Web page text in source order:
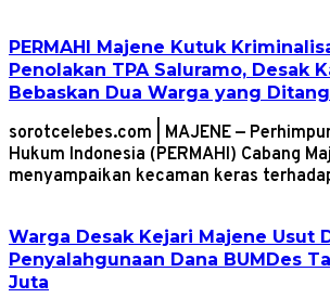
PERMAHI Majene Kutuk
Penolakan TPA Saluramo, Desak
Bebaskan Dua Warga yang
sorotcelebes.com | MAJENE —
Hukum Indonesia (PERMAHI) Cabang
menyampaikan kecaman keras
Warga Desak Kejari Majene Usut
Penyalahgunaan Dana BUMDes
Juta